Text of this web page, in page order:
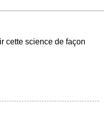
cette science de façon